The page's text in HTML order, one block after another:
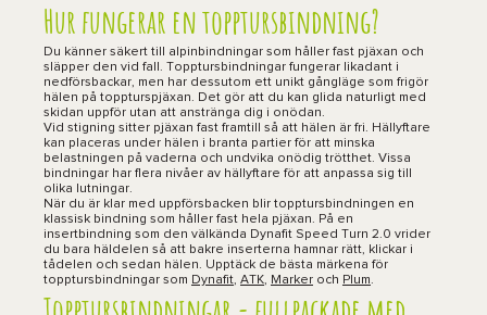
Hur fungerar en topptursbindning?
Du känner säkert till alpinbindningar som håller fast pjäxan och
släpper den vid fall. Topptursbindningar fungerar likadant i
nedförsbackar, men har dessutom ett unikt gångläge som frigör
hälen på toppturspjäxan. Det gör att du kan glida naturligt med
skidan uppför utan att anstränga dig i onödan.
Vid stigning sitter pjäxan fast framtill så att hälen är fri. Hällyftare
kan placeras under hälen i branta partier för att minska
belastningen på vaderna och undvika onödig trötthet. Vissa
bindningar har flera nivåer av hällyftare för att anpassa sig till
olika lutningar.
När du är klar med uppförsbacken blir topptursbindningen en
klassisk bindning som håller fast hela pjäxan. På en
insertbindning som den välkända Dynafit Speed Turn 2.0 vrider
du bara häldelen så att bakre inserterna hamnar rätt, klickar i
tådelen och sedan hälen. Upptäck de bästa märkena för
topptursbindningar som Dynafit, ATK, Marker och Plum.